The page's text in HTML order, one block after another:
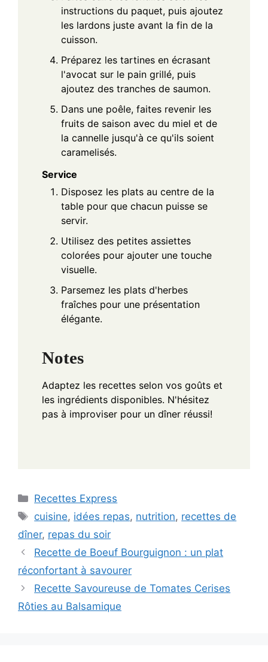
instructions du paquet, puis ajoutez
les lardons juste avant la fin de la
cuisson.
Préparez les tartines en écrasant
l'avocat sur le pain grillé, puis
ajoutez des tranches de saumon.
Dans une poêle, faites revenir les
fruits de saison avec du miel et de
la cannelle jusqu'à ce qu'ils soient
caramelisés.
Service
Disposez les plats au centre de la
table pour que chacun puisse se
servir.
Utilisez des petites assiettes
colorées pour ajouter une touche
visuelle.
Parsemez les plats d'herbes
fraîches pour une présentation
élégante.
Notes
Adaptez les recettes selon vos goûts et
les ingrédients disponibles. N'hésitez
pas à improviser pour un dîner réussi!
Categories
Recettes Express
Tags
cuisine, idées repas, nutrition, recettes de
dîner, repas du soir
Recette de Boeuf Bourguignon : un plat
réconfortant à savourer
Recette Savoureuse de Tomates Cerises
Rôties au Balsamique